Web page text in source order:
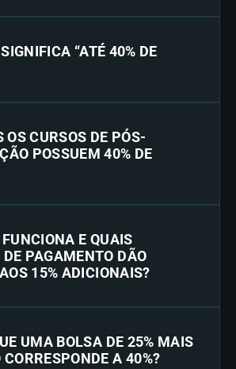
“ATÉ 40% DE
OS CURSOS DE PÓS-
POSSUEM 40% DE
E QUAIS
PAGAMENTO DÃO
15% ADICIONAIS?
UMA BOLSA DE 25% MAIS
CORRESPONDE A 40%?